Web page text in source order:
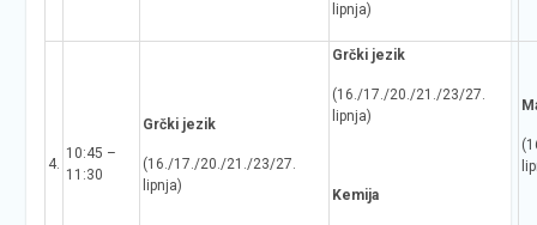
lipnja)
4.
10:45 –
11:30
Grčki jezik
(16./17./20./21./23/27.
lipnja)
Grčki jezik
(16./17./20./21./23/27.
lipnja)
Kemija